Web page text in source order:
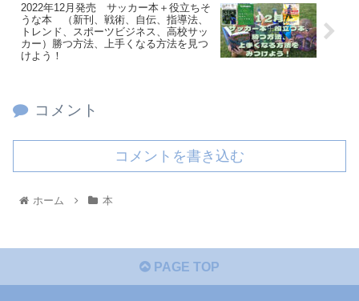
2022年12月発売 サッカー本＋役立ちそ
うな本 （新刊、戦術、自伝、指導法、
トレンド、スポーツビジネス、高校サッ
カー）勝つ方法、上手くなる方法を見つ
けよう！
コメント
コメントを書き込む
ホーム 本
PAGE TOP